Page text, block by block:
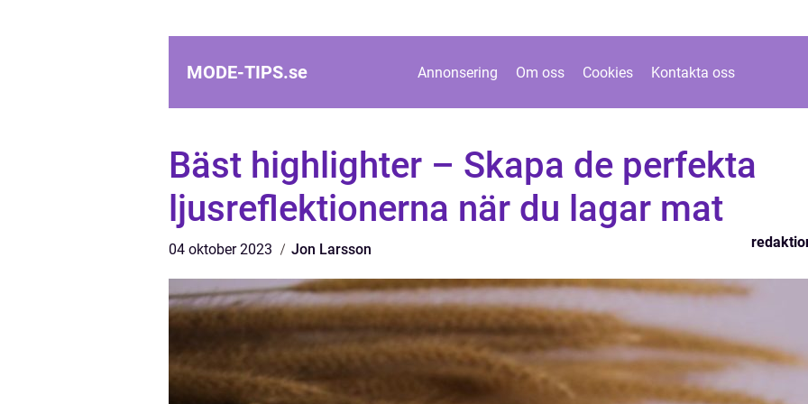
MODE-TIPS.se Annonsering Om oss Cookies Kontakta oss
Bäst highlighter – Skapa de perfekta
ljusreflektionerna när du lagar mat
04 oktober 2023 Jon Larsson